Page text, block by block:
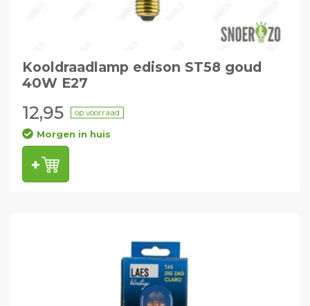
Kooldraadlamp edison ST58 goud
40W E27
12,95 op voorraad
Morgen in huis